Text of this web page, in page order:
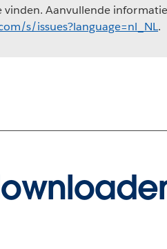
Aanvullende
s/issues?language=nl_NL.